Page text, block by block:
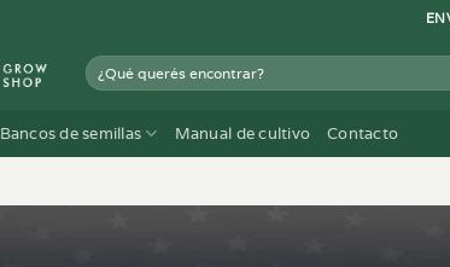
Buscar
por:
Bancos de semillas Manual de cultivo Contacto